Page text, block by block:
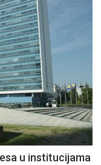
u institucijama